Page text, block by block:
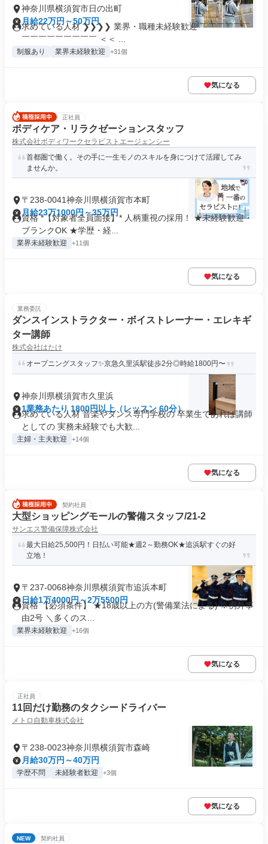
神奈川県横須賀市日の出町
月給22万円～50万円
求めている人材 ❯❯❯❯ 業界・職種未経験歓迎 ￣￣￣￣￣￣
￣￣￣￣￣￣￣￣￣ ＜＜ ...
制服あり 業界未経験歓迎 +31個
気になる
正社員
ボディケア・リラクゼーションスタッフ
株式会社ボディワークセラピストエージェンシー
首都圏で働く。その手に一生モノのスキルを身につけて活躍してみ
ませんか。
〒238-0041神奈川県横須賀市本町
月給23万1000円～35万円
資格 *【対象者全員面接】* 人柄重視の採用！ ★未経験歓迎・
ブランクOK ★学歴・経...
業界未経験歓迎 +11個
気になる
業務委託
ダンスインストラクター・ボイストレーナー・エレキギ
ター講師
株式会社はたけ
オープニングスタッフ✨京急久里浜駅徒歩2分◎時給1800円〜
神奈川県横須賀市久里浜
1業務あたり 1800円以上（レッスン 60分）
求めている人材 音楽やダンス専門学校の 卒業生であれば講師
としての 実務未経験でも大歓...
主婦・主夫歓迎 +14個
気になる
契約社員
大型ショッピングモールの警備スタッフ/21-2
サンエス警備保障株式会社
最大日給25,500円！日払い可能★週2～勤務OK★追浜駅すぐの好
立地！
〒237-0068神奈川県横須賀市追浜本町
日給1万4000円～2万5500円
資格 【必須条件】 ★18歳以上の方(警備業法による) ※例外事
由2号 ＼多くのス...
業界未経験歓迎 +16個
気になる
正社員
11回だけ勤務のタクシードライバー
メトロ自動車株式会社
〒238-0023神奈川県横須賀市森崎
月給30万円～40万円
学歴不問 未経験者歓迎 +3個
気になる
NEW 契約社員